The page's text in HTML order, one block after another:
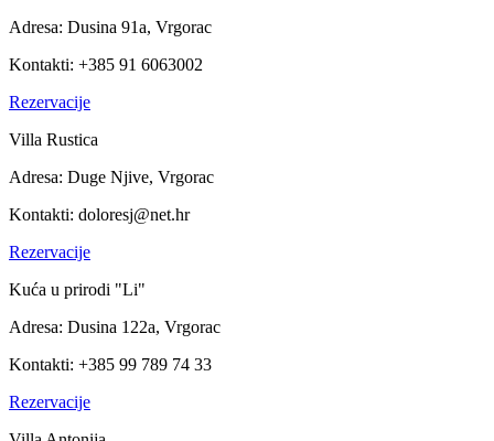
Adresa: Dusina 91a, Vrgorac
Kontakti: +385 91 6063002
Rezervacije
Villa Rustica
Adresa: Duge Njive, Vrgorac
Kontakti: doloresj@net.hr
Rezervacije
Kuća u prirodi "Li"
Adresa: Dusina 122a, Vrgorac
Kontakti: +385 99 789 74 33
Rezervacije